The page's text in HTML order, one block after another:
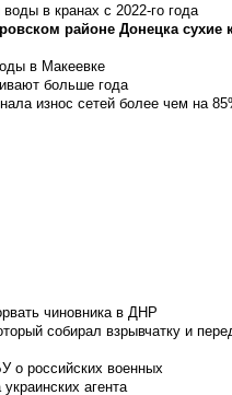
в кранах с 2022-го года
районе Донецка сухие
в Макеевке
больше года
износ сетей более чем на
чиновника в ДНР
собирал взрывчатку и
о российских военных
агента